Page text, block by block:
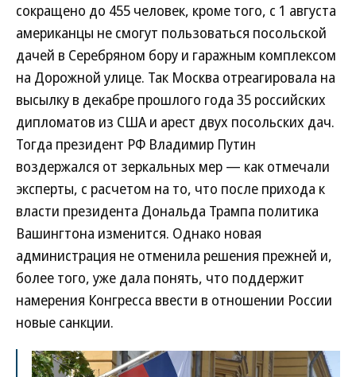
сокращено до 455 человек, кроме того, с 1 августа
американцы не смогут пользоваться посольской
дачей в Серебряном бору и гаражным комплексом
на Дорожной улице. Так Москва отреагировала на
высылку в декабре прошлого года 35 российских
дипломатов из США и арест двух посольских дач.
Тогда президент РФ Владимир Путин
воздержался от зеркальных мер — как отмечали
эксперты, с расчетом на то, что после прихода к
власти президента Дональда Трампа политика
Вашингтона изменится. Однако новая
администрация не отменила решения прежней и,
более того, уже дала понять, что поддержит
намерения Конгресса ввести в отношении России
новые санкции.